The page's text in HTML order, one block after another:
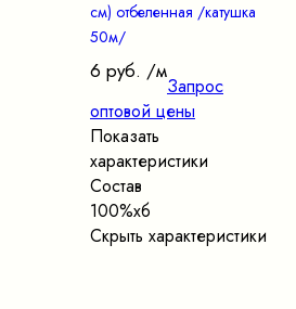
см) отбеленная /катушка
50м/
6 руб. /м
Запрос
оптовой цены
Показать
характеристики
Состав
100%хб
Скрыть характеристики